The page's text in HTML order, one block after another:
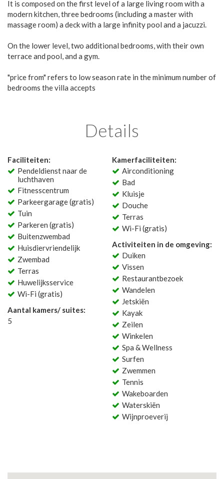
It is composed on the first level of a large living room with a
modern kitchen, three bedrooms (including a master with
massage room) a deck with a large infinity pool and a jacuzzi.
On the lower level, two additional bedrooms, with their own
terrace and pool, and a gym.
"price from" refers to low season rate in the minimum number of
bedrooms the villa accepts
Details
Faciliteiten:
Pendeldienst naar de
luchthaven
Fitnesscentrum
Parkeergarage (gratis)
Tuin
Parkeren (gratis)
Buitenzwembad
Huisdiervriendelijk
Zwembad
Terras
Huwelijksservice
Wi-Fi (gratis)
Aantal kamers/ suites:
5
Kamerfaciliteiten:
Airconditioning
Bad
Kluisje
Douche
Terras
Wi-Fi (gratis)
Activiteiten in de omgeving:
Duiken
Vissen
Restaurantbezoek
Wandelen
Jetskiën
Kayak
Zeilen
Winkelen
Spa & Wellness
Surfen
Zwemmen
Tennis
Wakeboarden
Waterskiën
Wijnproeverij